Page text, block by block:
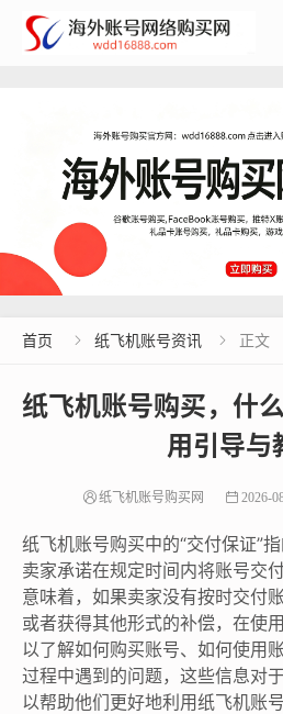
首页  纸飞机账号资讯  正文
纸飞机账号购买，什
用引导与
纸飞机账号购买网 2026-
纸飞机账号购买中的“交付保证”
卖家承诺在规定时间内将账号交
意味着，如果卖家没有按时交付
或者获得其他形式的补偿，在使
以了解如何购买账号、如何使用
过程中遇到的问题，这些信息对
以帮助他们更好地利用纸飞机账号